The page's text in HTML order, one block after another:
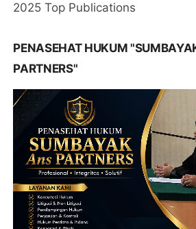
2025 Top Publications
PENASEHAT HUKUM
PARTNERS"